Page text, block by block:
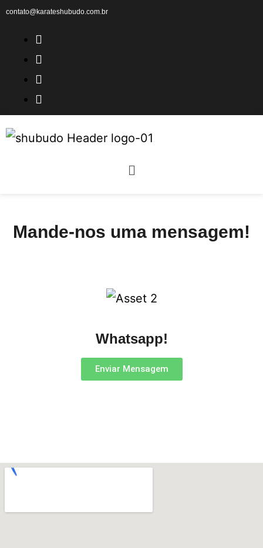
contato@karateshubudo.com.br
Mande-nos uma mensagem!
Whatsapp!
Enviar Mensagem